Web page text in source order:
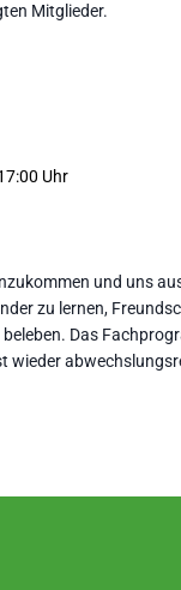
Mitglieder.
und uns
zu lernen,
Das
wieder